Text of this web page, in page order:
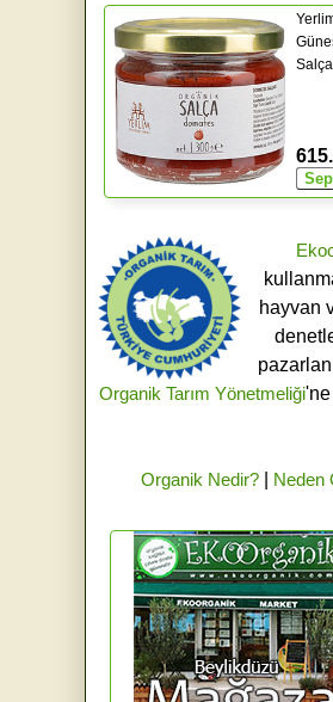
hayvan
Organik Tarım Yönetmeliği'ne
Organik Nedir?| Neden